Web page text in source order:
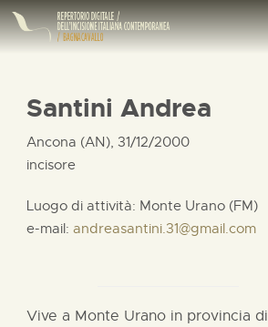
Santini Andrea
Ancona (AN), 31/12/2000
incisore
Luogo di attività: Monte Urano (FM)
e-mail: andreasantini.31@gmail.com
Vive a Monte Urano in provincia di